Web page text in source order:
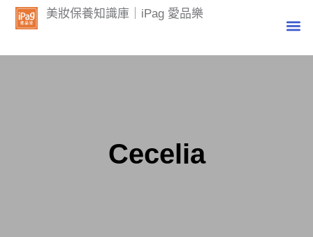
美妝保養知識庫｜iPag 愛品樂
Cecelia